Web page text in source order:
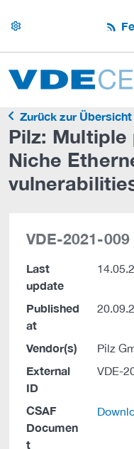
settings
Zurück zur Übersicht
Pilz:
Niche
VDE-2021-009
Last
update
Published
at
Vendor(s) Pilz
External
ID
VDE-
CSAF
Documen
t